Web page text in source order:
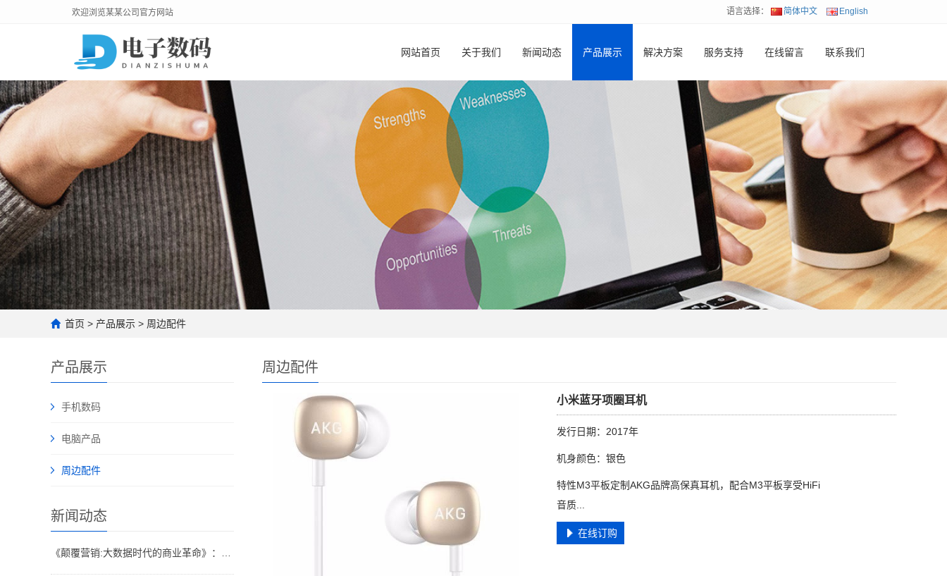
欢迎浏览某某公司官方网站 语言选择： 简体中文 English
网站首页 关于我们 新闻动态 产品展示 解决方案 服务支持 在线留言 联系我们
首页 > 产品展示 > 周边配件
产品展示
手机数码
电脑产品
周边配件
新闻动态
周边配件
小米蓝牙项圈耳机
发行日期：2017年
机身颜色：银色
特性M3平板定制AKG品牌高保真耳机，配合M3平板享受HiFi
音质...
在线订购